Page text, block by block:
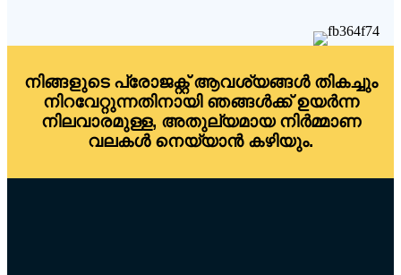
നിങ്ങളുടെ പ്രോജക്റ്റ് ആവശ്യങ്ങൾ തികച്ചും
നിറവേറ്റുന്നതിനായി ഞങ്ങൾക്ക് ഉയർന്ന
നിലവാരമുള്ള, അതുല്യമായ നിർമ്മാണ
വലകൾ നെയ്യാൻ കഴിയും.